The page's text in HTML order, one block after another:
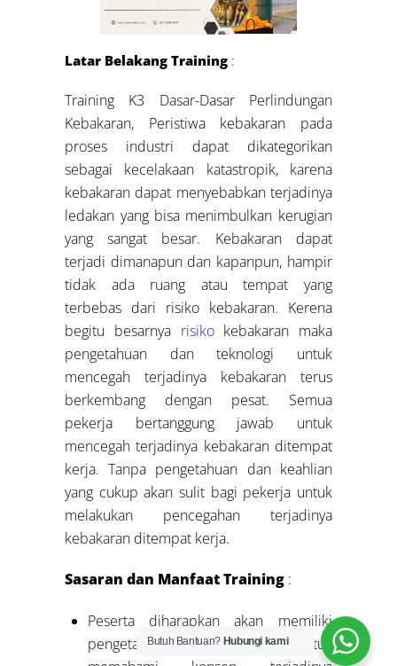
Latar Belakang Training :
Training K3 Dasar-Dasar Perlindungan
Kebakaran, Peristiwa kebakaran pada
proses industri dapat dikategorikan
sebagai kecelakaan katastropik, karena
kebakaran dapat menyebabkan terjadinya
ledakan yang bisa menimbulkan kerugian
yang sangat besar. Kebakaran dapat
terjadi dimanapun dan kapanpun, hampir
tidak ada ruang atau tempat yang
terbebas dari risiko kebakaran. Kerena
begitu besarnya risikokebakaran maka
pengetahuan dan teknologi untuk
mencegah terjadinya kebakaran terus
berkembang dengan pesat. Semua
pekerja bertanggung jawab untuk
mencegah terjadinya kebakaran ditempat
kerja. Tanpa pengetahuan dan keahlian
yang cukup akan sulit bagi pekerja untuk
melakukan pencegahan terjadinya
kebakaran ditempat kerja.
Sasaran dan Manfaat Training :
Peserta diharapkan akan memiliki
pengetahuan dan kemampuan untuk
Butuh Bantuan? Hubungi kami